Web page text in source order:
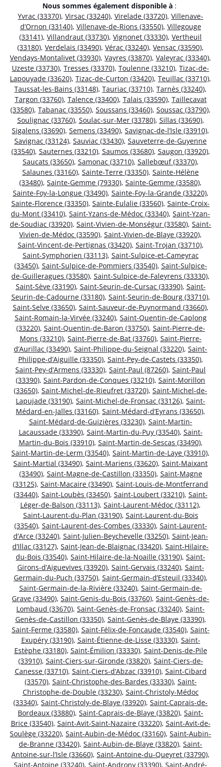
Nous sommes également disponible à :
Yvrac (33370), Virsac (33240), Virelade (33720), Villenave-
d’Ornon (33140), Villenave-de-Rions (33550), Villegouge
(33141), Villandraut (33730), Vignonet (33330), Vertheuil
(33180), Verdelais (33490), Vérac (33240), Vensac (33590),
Vendays-Montalivet (33930), Vayres (33870), Valeyrac (33340),
Uzeste (33730), Tresses (33370), Toulenne (33210), Tizac-de-
Lapouyade (33620), Tizac-de-Curton (33420), Teuillac (33710),
Taussat-les-Bains (33148), Tauriac (33710), Tarnès (33240),
Targon (33760), Talence (33400), Talais (33590), Taillecavat
(33580), Tabanac (33550), Soussans (33460), Soussac (33790),
Soulignac (33760), Soulac-sur-Mer (33780), Sillas (33690),
Sigalens (33690), Semens (33490), Savignac-de-l’Isle (33910),
Savignac (33124), Sauviac (33430), Sauveterre-de-Guyenne
(33540), Sauternes (33210), Saumos (33680), Saugon (33920),
Saucats (33650), Samonac (33710), Sallebœuf (33370),
Salaunes (33160), Sainte-Terre (33350), Sainte-Hélène
(33480), Sainte-Gemme (79330), Sainte-Gemme (33580),
Sainte-Foy-la-Longue (33490), Sainte-Foy-la-Grande (33220),
Sainte-Florence (33350), Sainte-Eulalie (33560), Sainte-Croix-
du-Mont (33410), Saint-Yzans-de-Médoc (33340), Saint-Yzan-
de-Soudiac (33920), Saint-Vivien-de-Monségur (33580), Saint-
Vivien-de-Médoc (33590), Saint-Vivien-de-Blaye (33920),
Saint-Vincent-de-Pertignas (33420), Saint-Trojan (33710),
Saint-Symphorien (33113), Saint-Sulpice-et-Cameyrac
(33450), Saint-Sulpice-de-Pommiers (33540), Saint-Sulpice-
de-Guilleragues (33580), Saint-Sulpice-de-Faleyrens (33330),
Saint-Sève (33190), Saint-Seurin-de-Cursac (33390), Saint-
Seurin-de-Cadourne (33180), Saint-Seurin-de-Bourg (33710),
Saint-Selve (33650), Saint-Sauveur-de-Puynormand (33660),
Saint-Romain-la-Virvée (33240), Saint-Quentin-de-Caplong
(33220), Saint-Quentin-de-Baron (33750), Saint-Pierre-de-
Mons (33210), Saint-Pierre-de-Bat (33760), Saint-Pierre-
d’Aurillac (33490), Saint-Philippe-du-Seignal (33220), Saint-
Philippe-d’Aiguille (33350), Saint-Pey-de-Castets (33350),
Saint-Pey-d’Armens (33330), Saint-Paul (87260), Saint-Paul
(33390), Saint-Pardon-de-Conques (33210), Saint-Morillon
(33650), Saint-Michel-de-Rieufret (33720), Saint-Michel-de-
Lapujade (33190), Saint-Michel-de-Fronsac (33126), Saint-
Médard-en-Jalles (33160), Saint-Médard-d’Eyrans (33650),
Saint-Médard-de-Guizières (33230), Saint-Martin-
Lacaussade (33390), Saint-Martin-du-Puy (33540), Saint-
Martin-du-Bois (33910), Saint-Martin-de-Sescas (33490),
Saint-Martin-de-Lerm (33540), Saint-Martin-de-Laye (33910),
Saint-Martial (33490), Saint-Mariens (33620), Saint-Maixant
(33490), Saint-Magne-de-Castillon (33350), Saint-Magne
(33125), Saint-Macaire (33490), Saint-Louis-de-Montferrand
(33440), Saint-Loubès (33450), Saint-Loubert (33210), Saint-
Léger-de-Balson (33113), Saint-Laurent-Médoc (33112),
Saint-Laurent-du-Plan (33190), Saint-Laurent-du-Bois
(33540), Saint-Laurent-des-Combes (33330), Saint-Laurent-
d’Arce (33240), Saint-Julien-Beychevelle (33250), Saint-Jean-
d’Illac (33127), Saint-Jean-de-Blaignac (33420), Saint-Hilaire-
du-Bois (33540), Saint-Hilaire-de-la-Noaille (33190), Saint-
Girons-d’Aiguevives (33920), Saint-Gervais (33240), Saint-
Germain-du-Puch (33750), Saint-Germain-d’Esteuil (33340),
Saint-Germain-de-la-Rivière (33240), Saint-Germain-de-
Grave (33490), Saint-Genis-du-Bois (33760), Saint-Genès-de-
Lombaud (33670), Saint-Genès-de-Fronsac (33240), Saint-
Genès-de-Castillon (33350), Saint-Genès-de-Blaye (33390),
Saint-Ferme (33580), Saint-Félix-de-Foncaude (33540), Saint-
Exupéry (33190), Saint-Étienne-de-Lisse (33330), Saint-
Estèphe (33180), Saint-Émilion (33330), Saint-Denis-de-Pile
(33910), Saint-Ciers-sur-Gironde (33820), Saint-Ciers-de-
Canesse (33710), Saint-Ciers-d’Abzac (33910), Saint-Cibard
(33570), Saint-Christophe-des-Bardes (33330), Saint-
Christophe-de-Double (33230), Saint-Christoly-Médoc
(33340), Saint-Christoly-de-Blaye (33920), Saint-Caprais-de-
Bordeaux (33880), Saint-Caprais-de-Blaye (33820), Saint-
Brice (33540), Saint-Avit-Saint-Nazaire (33220), Saint-Avit-de-
Soulège (33220), Saint-Aubin-de-Médoc (33160), Saint-Aubin-
de-Branne (33420), Saint-Aubin-de-Blaye (33820), Saint-
Antoine-sur-l’Isle (33660), Saint-Antoine-du-Queyret (33790),
Saint-Antoine (33240), Saint-Androny (33390), Saint-André-